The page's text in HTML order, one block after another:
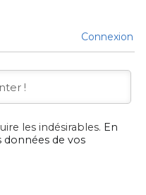
Connexion
les indésirables. En
données de vos